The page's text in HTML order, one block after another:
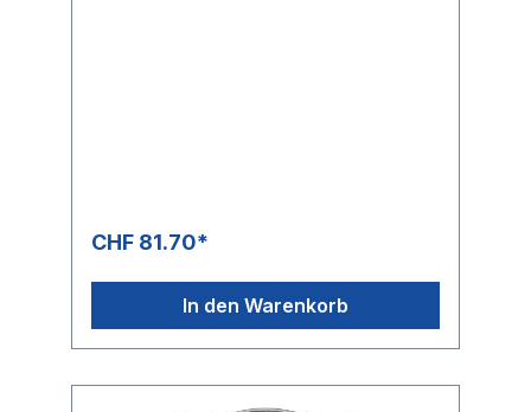
CHF 81.70*
In den Warenkorb